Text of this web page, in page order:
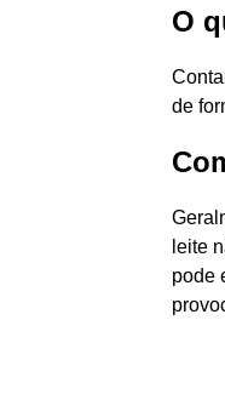
O
de
leite
pode